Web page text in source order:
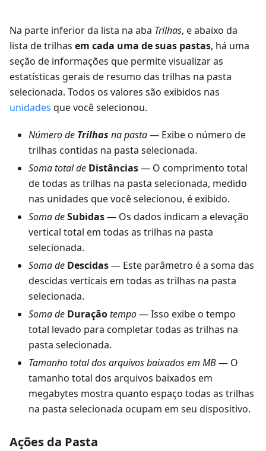
Na parte inferior da lista na aba Trilhas, e abaixo da
lista de trilhas em cada uma de suas pastas, há uma
seção de informações que permite visualizar as
estatísticas gerais de resumo das trilhas na pasta
selecionada. Todos os valores são exibidos nas
unidades que você selecionou.
Número de Trilhas na pasta— Exibe o número de
trilhas contidas na pasta selecionada.
Soma total de Distâncias— O comprimento total
de todas as trilhas na pasta selecionada, medido
nas unidades que você selecionou, é exibido.
Soma deSubidas— Os dados indicam a elevação
vertical total em todas as trilhas na pasta
selecionada.
Soma de Descidas— Este parâmetro é a soma das
descidas verticais em todas as trilhas na pasta
selecionada.
Soma de Duraçãotempo— Isso exibe o tempo
total levado para completar todas as trilhas na
pasta selecionada.
Tamanho total dos arquivos baixados em MB— O
tamanho total dos arquivos baixados em
megabytes mostra quanto espaço todas as trilhas
na pasta selecionada ocupam em seu dispositivo.
Ações da Pasta